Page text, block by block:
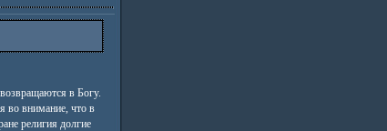
в Богу.
во внимание, что в
религия долгие